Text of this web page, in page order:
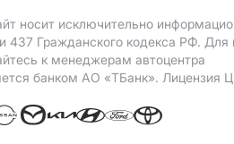
носит исключительно
437 Гражданского кодекса РФ. Для
к менеджерам автоцентра
банком АO «ТБанк». Лицензия